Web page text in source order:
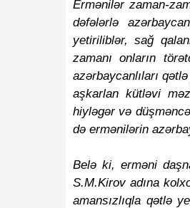
Ermənilər zaman-
dəfələrlə
yetiriliblər, sağ
zamanı onların
azərbaycanlıları
aşkarlan kütləvi
hiyləgər və
də ermənilərin
Belə ki, erməni
S.M.Kirov adına
amansızlıqla qətlə